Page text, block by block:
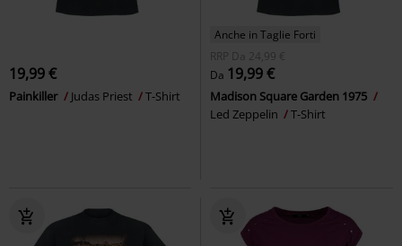
19,99 €
Painkiller Judas Priest T-Shirt
Anche in Taglie Forti
RRP
Da 24,99 €
Da 19,99 €
Madison Square Garden 1975
Led Zeppelin
T-Shirt